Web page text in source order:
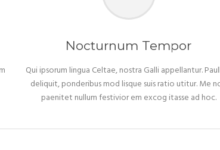
Nocturnum Tempor
Qui ipsorum lingua Celtae, nostra Galli appellantur.
deliquit, ponderibus mod lisque suis ratio utitur. Me
paenitet nullum festivior em excog itasse ad hoc.